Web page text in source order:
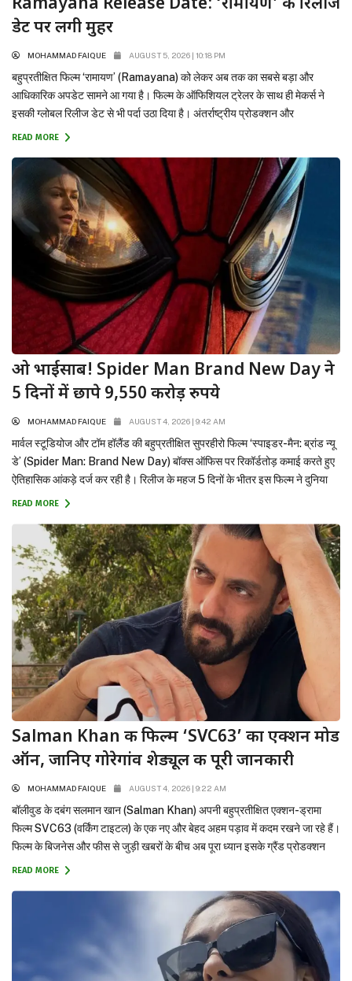
Ramayana Release Date: ‘रामायण’ की रिलीज
डेट पर लगी मुहर
MOHAMMAD FAIQUE AUGUST 5, 2026 | 10:18 PM
बहुप्रतीक्षित फिल्म ‘रामायण’ (Ramayana) को लेकर अब तक का सबसे बड़ा और
आधिकारिक अपडेट सामने आ गया है। फिल्म के ऑफिशियल ट्रेलर के साथ ही मेकर्स ने
इसकी ग्लोबल रिलीज डेट से भी पर्दा उठा दिया है। अंतर्राष्ट्रीय प्रोडक्शन और
डिस्ट्रीब्यूशन जायंट सोनी पिक्चर्स ने मुहर लगा दी है कि यह भव्य महाकाव्य 6 नवंबर...
READ MORE
ओ भाईसाब! Spider Man Brand New Day ने
5 दिनों में छापे 9,550 करोड़ रुपये
MOHAMMAD FAIQUE AUGUST 4, 2026 | 9:42 AM
मार्वल स्टूडियोज और टॉम हॉलैंड की बहुप्रतीक्षित सुपरहीरो फिल्म ‘स्पाइडर-मैन: ब्रांड न्यू
डे’ (Spider Man: Brand New Day) बॉक्स ऑफिस पर रिकॉर्डतोड़ कमाई करते हुए
ऐतिहासिक आंकड़े दर्ज कर रही है। रिलीज के महज 5 दिनों के भीतर इस फिल्म ने दुनिया
भर में ₹9,550 करोड़ ($1.15 Billion+) का विशाल ग्रॉस कलेक्शन कर लिया है।...
READ MORE
Salman Khan की फिल्म ‘SVC63’ का एक्शन मोड
ऑन, जानिए गोरेगांव शेड्यूल की पूरी जानकारी
MOHAMMAD FAIQUE AUGUST 4, 2026 | 9:22 AM
बॉलीवुड के दबंग सलमान खान (Salman Khan) अपनी बहुप्रतीक्षित एक्शन-ड्रामा
फिल्म SVC63 (वर्किंग टाइटल) के एक नए और बेहद अहम पड़ाव में कदम रखने जा रहे हैं।
फिल्म के बिजनेस और फीस से जुड़ी खबरों के बीच अब पूरा ध्यान इसके ग्रैंड प्रोडक्शन
और एक्शन पर शिफ्ट हो गया है। वामशी पैदिपल्ली के निर्देशन में...
READ MORE